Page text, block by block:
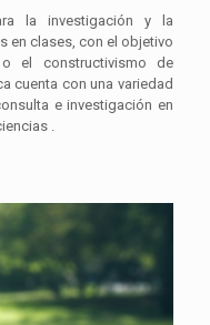
la investigación y la
en clases, con el objetivo
el constructivismo de
cuenta con una variedad
e investigación en
.